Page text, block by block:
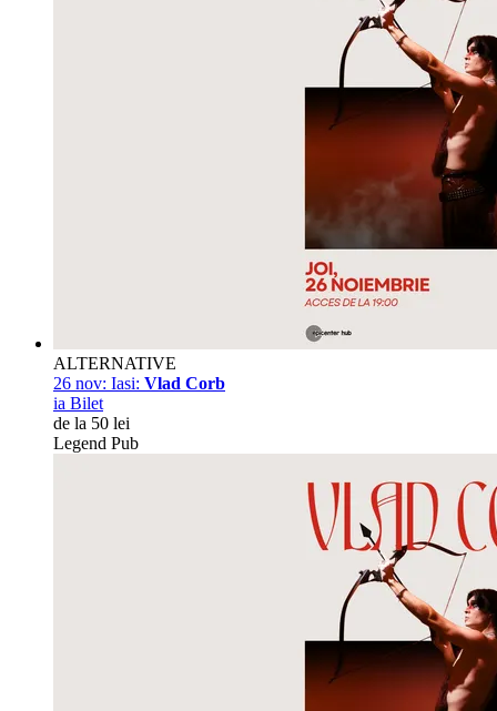
ALTERNATIVE
26 nov: Iasi: Vlad Corb
ia Bilet
de la 50 lei
Legend Pub